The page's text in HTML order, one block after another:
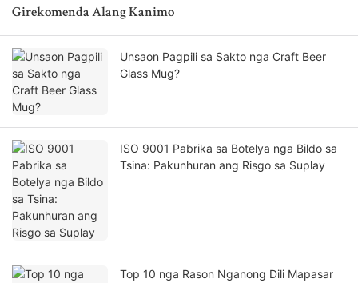
Girekomenda Alang Kanimo
Unsaon Pagpili sa Sakto nga Craft Beer
Glass Mug?
ISO 9001 Pabrika sa Botelya nga Bildo sa
Tsina: Pakunhuran ang Risgo sa Suplay
Top 10 nga Rason Nganong Dili Mapasar